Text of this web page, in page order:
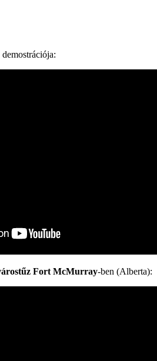
Fort McMurray-ben (Alberta):